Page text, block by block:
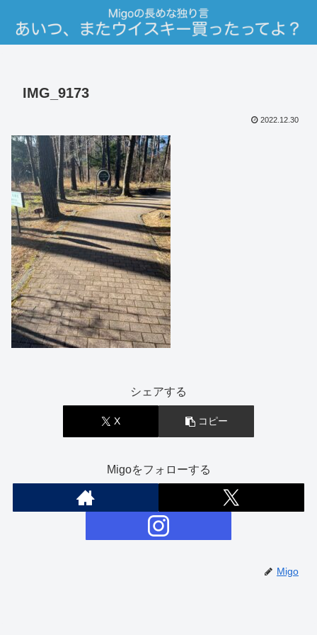
IMG_9173
2022.12.30
シェアする
X コピー
Migoをフォローする
Migo